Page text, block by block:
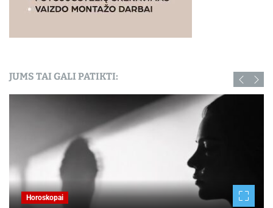
JUMS TAI GALI PATIKTI:
Horoskopai